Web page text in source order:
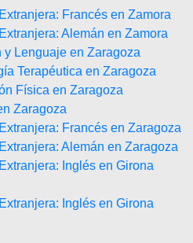
Francés en Zamora
Alemán en Zamora
y Lenguaje en Zaragoza
Terapéutica en Zaragoza
Física en Zaragoza
Zaragoza
Francés en Zaragoza
Alemán en Zaragoza
Inglés en Girona
Inglés en Girona